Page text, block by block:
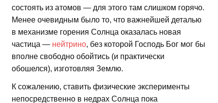
состоять из атомов — для этого там слишком горячо.
Менее очевидным было то, что важнейшей деталью
в механизме горения Солнца оказалась новая
частица — нейтрино, без которой Господь Бог мог бы
вполне свободно обойтись (и практически
обошелся), изготовляя Землю.
К сожалению, ставить физические эксперименты
непосредственно в недрах Солнца пока